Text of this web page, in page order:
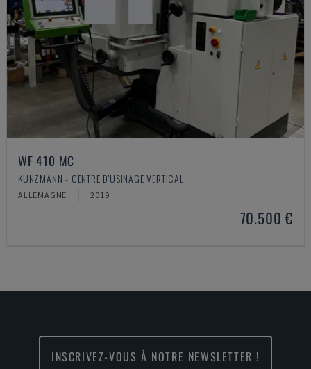
WF 410 MC
KUNZMANN - CENTRE D'USINAGE VERTICAL
ALLEMAGNE 2019
70.500 €
INSCRIVEZ-VOUS À NOTRE NEWSLETTER !